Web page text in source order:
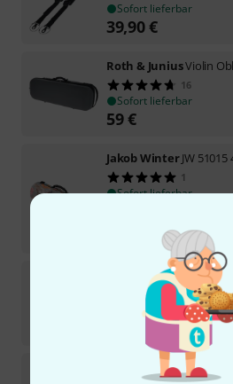
Sofort lieferbar
39,90€
Roth & JuniusViolin
16
Sofort lieferbar
59€
Jakob WinterJW 51015
1
Sofort lieferbar
UVP:214 €
Pure Violin Case
18
Sofort lieferbar
Pure Vn Case SC